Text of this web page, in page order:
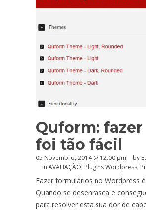
Quform:
foi tão fácil
05 Novembro, 2014 @ 12:00 pm by
in AVALIAÇÃO, Plugins Wordpress,
Fazer formulários no Wordpress
Quando se desenrasca e
para resolver esta sua dor de